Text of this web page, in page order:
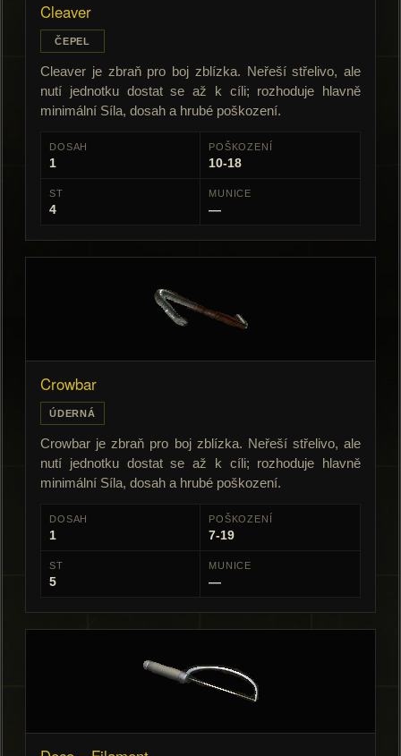
Cleaver
ČEPEL
Cleaver je zbraň pro boj zblízka. Neřeší střelivo, ale
nutí jednotku dostat se až k cíli; rozhoduje hlavně
minimální Síla, dosah a hrubé poškození.
DOSAH
1
POŠKOZENÍ
10-18
ST
4
MUNICE
—
Crowbar
ÚDERNÁ
Crowbar je zbraň pro boj zblízka. Neřeší střelivo, ale
nutí jednotku dostat se až k cíli; rozhoduje hlavně
minimální Síla, dosah a hrubé poškození.
DOSAH
1
POŠKOZENÍ
7-19
ST
5
MUNICE
—